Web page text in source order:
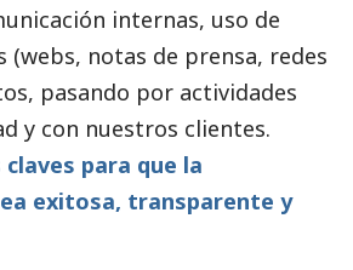
internas, uso de
(webs, notas de prensa, redes
pasando por actividades
y con nuestros clientes.
claves para que la
exitosa, transparente y